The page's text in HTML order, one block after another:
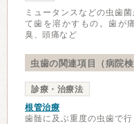
ミュータンスなどの虫歯
て歯を溶かすもの。歯が
臭、頭痛など
虫歯の関連項目（病院検
診療・治療法
根管治療
歯髄に及ぶ重度の虫歯で